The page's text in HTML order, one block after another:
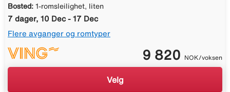
Bosted: 1-romsleilighet, liten
7 dager, 10 Dec - 17 Dec
Flere avganger og romtyper
9 820 NOK/voksen
Velg